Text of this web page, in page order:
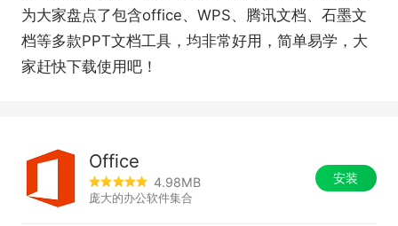
为大家盘点了包含office、WPS、腾讯文档、石墨文
档等多款PPT文档工具，均非常好用，简单易学，大
家赶快下载使用吧！
Office
4.98MB
庞大的办公软件集合
安装